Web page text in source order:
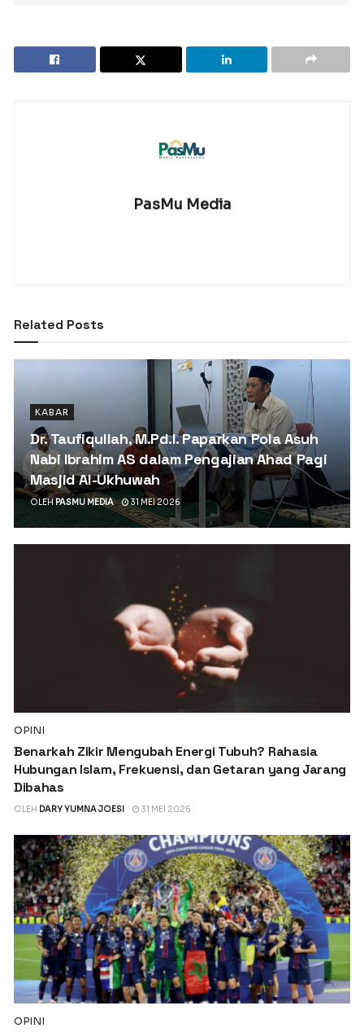
PasMu Media
Related Posts
KABAR
Dr. Taufiqullah, M.Pd.I. Paparkan Pola Asuh
Nabi Ibrahim AS dalam Pengajian Ahad Pagi
Masjid Al-Ukhuwah
OLEHPASMU MEDIA 31 MEI 2026
OPINI
Benarkah Zikir Mengubah Energi Tubuh? Rahasia
Hubungan Islam, Frekuensi, dan Getaran yang Jarang
Dibahas
OLEH DARY YUMNA JOESI 31 MEI 2026
OPINI